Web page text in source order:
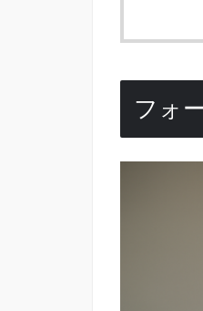
フォ